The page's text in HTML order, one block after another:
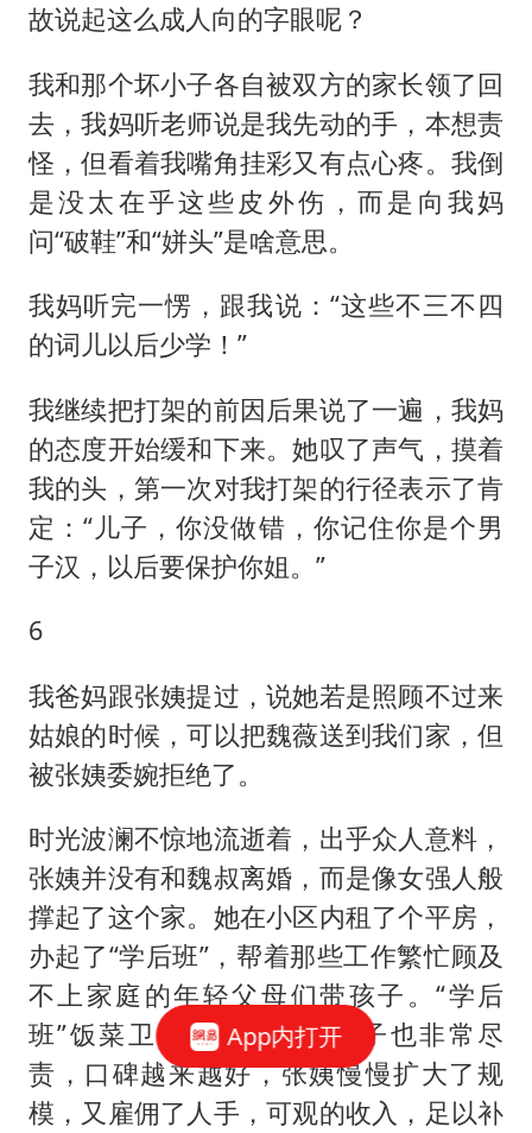
故说起这么成人向的字眼呢？
我和那个坏小子各自被双方的家长领了回
去，我妈听老师说是我先动的手，本想责
怪，但看着我嘴角挂彩又有点心疼。我倒
是没太在乎这些皮外伤，而是向我妈
问“破鞋”和“姘头”是啥意思。
我妈听完一愣，跟我说：“这些不三不四
的词儿以后少学！”
我继续把打架的前因后果说了一遍，我妈
的态度开始缓和下来。她叹了声气，摸着
我的头，第一次对我打架的行径表示了肯
定：“儿子，你没做错，你记住你是个男
子汉，以后要保护你姐。”
6
我爸妈跟张姨提过，说她若是照顾不过来
姑娘的时候，可以把魏薇送到我们家，但
被张姨委婉拒绝了。
时光波澜不惊地流逝着，出乎众人意料，
张姨并没有和魏叔离婚，而是像女强人般
撑起了这个家。她在小区内租了个平房，
办起了“学后班”，帮着那些工作繁忙顾及
不上家庭的年轻父母们带孩子。“学后
班”饭菜卫生丰盛，看管孩子也非常尽
责，口碑越来越好，张姨慢慢扩大了规
模，又雇佣了人手，可观的收入，足以补
App内打开